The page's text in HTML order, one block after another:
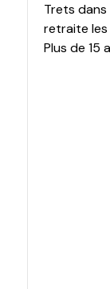
Trets dans
retraite les
Plus de 15